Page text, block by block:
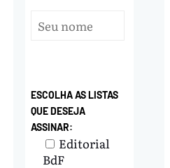
ESCOLHA AS LISTAS
QUE DESEJA
ASSINAR:
Editorial
BdF